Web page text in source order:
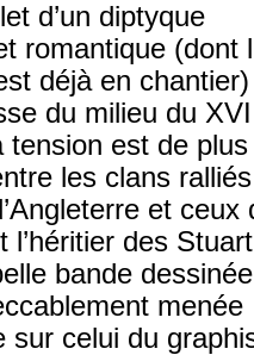
d’un diptyque
romantique (dont
déjà en
du milieu du
tension est de
les clans
et ceux
l’héritier des
bande
sur celui du